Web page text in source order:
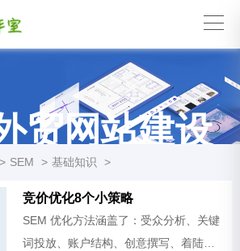
贸网站建设
> SEM > 基础知识 >
竞价优化8个小策略
SEM 优化方法涵盖了：受众分析、关键
词投放、账户结构、创意撰写、着陆页